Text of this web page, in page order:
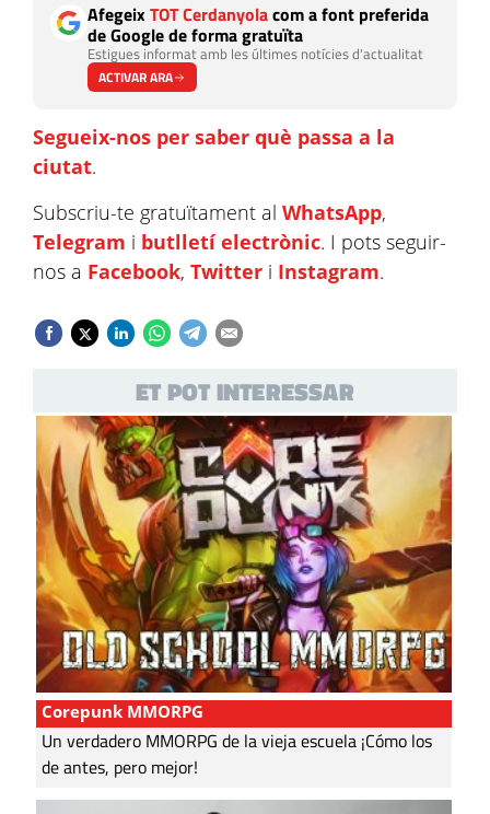
AfegeixTOT Cerdanyolacom a font preferida
de Google de forma gratuïta
Estigues informat amb les últimes notícies d'actualitat
ACTIVAR ARA
Segueix-nos per saber què passa a la
ciutat.
Subscriu-te gratuïtament al WhatsApp,
Telegram i butlletí electrònic. I pots seguir-
nos a Facebook, Twitter i Instagram.
ET POT INTERESSAR
Corepunk MMORPG
Un verdadero MMORPG de la vieja escuela ¡Cómo los
de antes, pero mejor!